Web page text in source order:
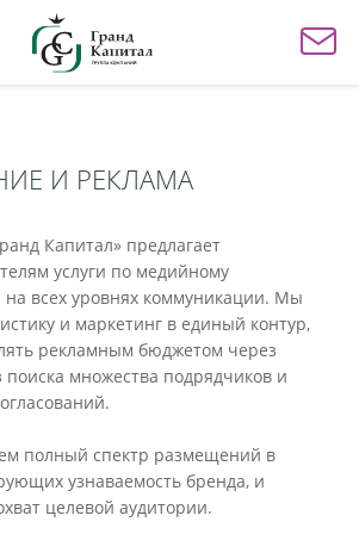
И РЕКЛАМА
Капитал» предлагает
услуги по медийному
всех уровнях коммуникации. Мы
и маркетинг в единый контур,
рекламным бюджетом через
множества подрядчиков и
полный спектр размещений в
узнаваемость бренда, и
целевой аудитории.